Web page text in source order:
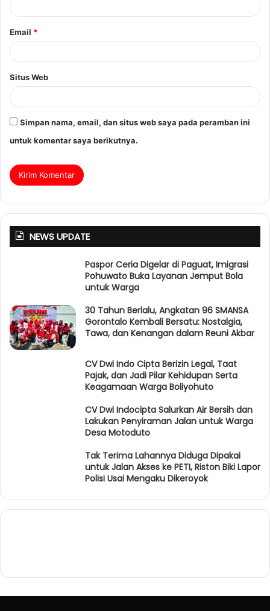
Email *
Situs Web
Simpan nama, email, dan situs web saya pada peramban ini
untuk komentar saya berikutnya.
NEWS UPDATE
Paspor Ceria Digelar di Paguat, Imigrasi
Pohuwato Buka Layanan Jemput Bola
untuk Warga
30 Tahun Berlalu, Angkatan 96 SMANSA
Gorontalo Kembali Bersatu: Nostalgia,
Tawa, dan Kenangan dalam Reuni Akbar
CV Dwi Indo Cipta Berizin Legal, Taat
Pajak, dan Jadi Pilar Kehidupan Serta
Keagamaan Warga Boliyohuto
CV Dwi Indocipta Salurkan Air Bersih dan
Lakukan Penyiraman Jalan untuk Warga
Desa Motoduto
Tak Terima Lahannya Diduga Dipakai
untuk Jalan Akses ke PETI, Riston Biki Lapor
Polisi Usai Mengaku Dikeroyok